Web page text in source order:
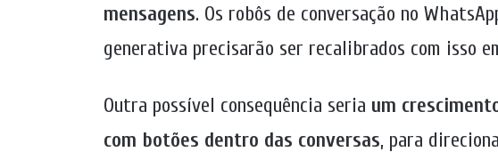
mensagens. Os robôs de conversação no
generativa precisarão ser recalibrados com isso
Outra possível consequência seria um
com botões dentro das conversas, para